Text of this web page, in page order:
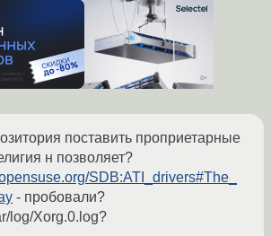
поставить проприетарные
н позволяет?
SDB:ATI_drivers#The_
- пробовали?
log/Xorg.0.log?